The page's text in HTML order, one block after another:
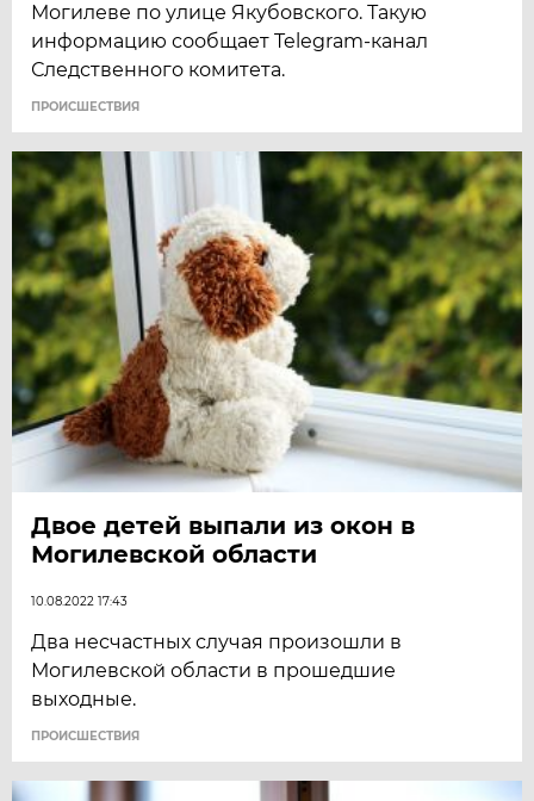
Могилеве по улице Якубовского. Такую
информацию сообщает Telegram-канал
Следственного комитета.
ПРОИСШЕСТВИЯ
Двое детей выпали из окон в
Могилевской области
10.08.2022 17:43
Два несчастных случая произошли в
Могилевской области в прошедшие
выходные.
ПРОИСШЕСТВИЯ